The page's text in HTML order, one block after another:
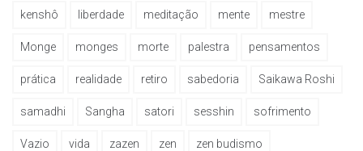
kenshô liberdade meditação mente mestre
Monge monges morte palestra pensamentos
prática realidade retiro sabedoria Saikawa Roshi
samadhi Sangha satori sesshin sofrimento
Vazio vida zazen zen zen budismo